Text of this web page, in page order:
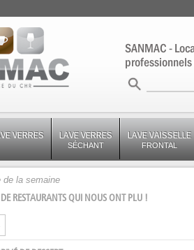
SANMAC -
professionnels
VERRES LAVE VERRES
SÉCHANT
LAVE VAISSELLE
FRONTAL
de la semaine
DE RESTAURANTS QUI NOUS ONT PLU !